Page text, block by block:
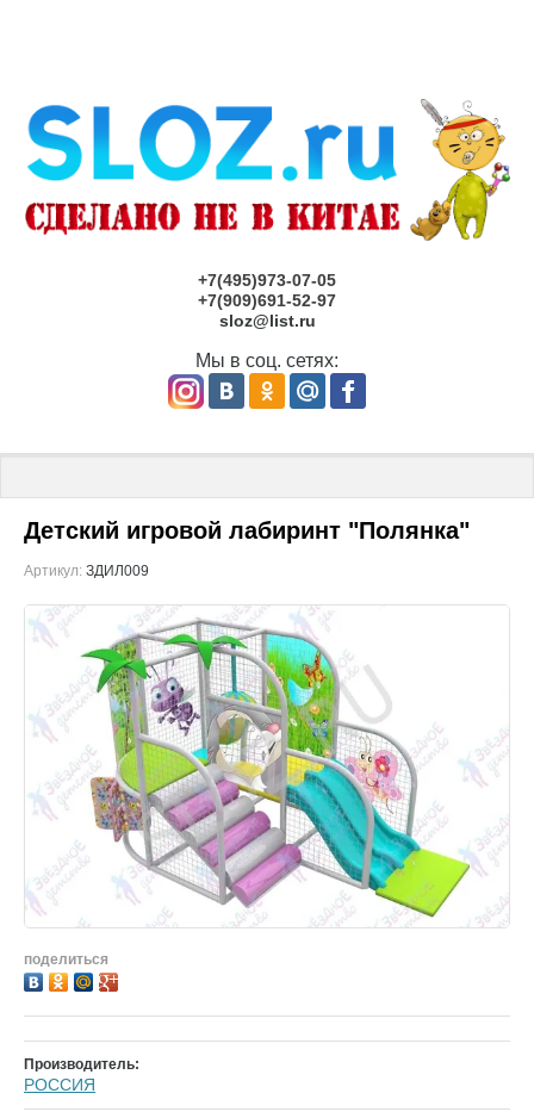
+7(495)973-07-05
+7(909)691-52-97
sloz@list.ru
Мы в соц. сетях:
Главная ДЕТСКИЕ ИГРОВЫЕ ЛАБИРИНТЫ. Игровые
Детский игровой лабиринт "Полянка"
Артикул: ЗДИЛ009
поделиться
Производитель:
РОССИЯ